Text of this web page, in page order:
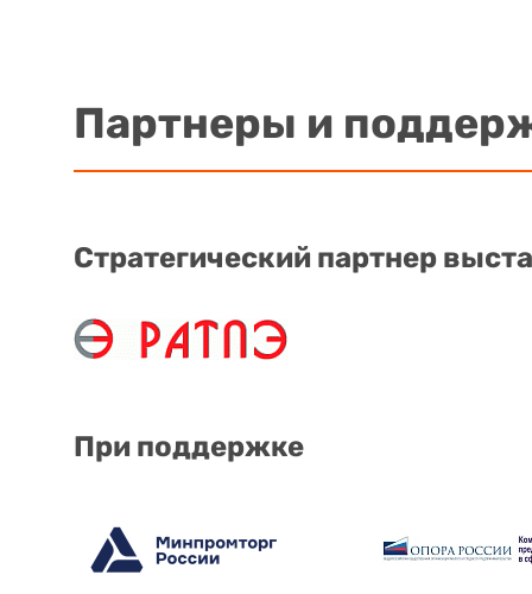
Партнеры и
Стратегический партнер
При поддержке